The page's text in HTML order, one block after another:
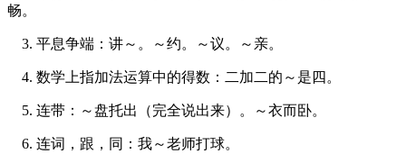
畅。
3. 平息争端：讲～。～约。～议。～亲。
4. 数学上指加法运算中的得数：二加二的～是四。
5. 连带：～盘托出（完全说出来）。～衣而卧。
6. 连词，跟，同：我～老师打球。